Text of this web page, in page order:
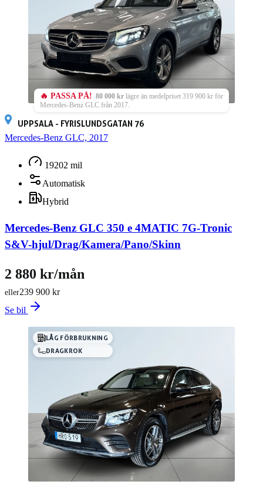
🔥 PASSA PÅ! 80 000 kr lägre än medelpriset 319 900 kr för
Mercedes-Benz GLC från 2017.
UPPSALA - FYRISLUNDSGATAN 76
Mercedes-Benz GLC, 2017
19202 mil
Automatisk
Hybrid
Mercedes-Benz GLC 350 e 4MATIC 7G-Tronic
S&V-hjul/Drag/Kamera/Pano/Skinn
239 900 kr
eller
2 880 kr/mån
Se bil
LÅG FÖRBRUKNING
DRAGKROK